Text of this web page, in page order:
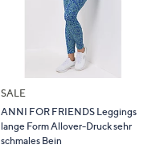
SALE
ANNI FOR FRIENDS Leggings
lange Form Allover-Druck sehr
schmales Bein